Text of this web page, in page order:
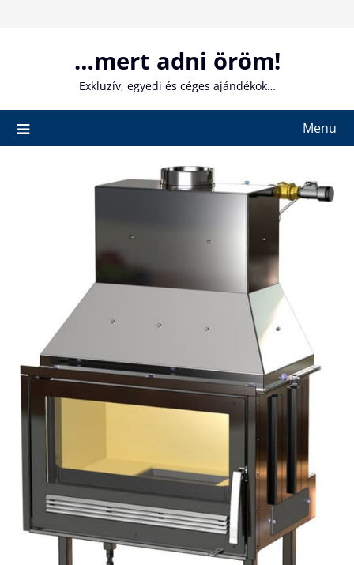
…mert adni öröm!
Exkluzív, egyedi és céges ajándékok…
Menu